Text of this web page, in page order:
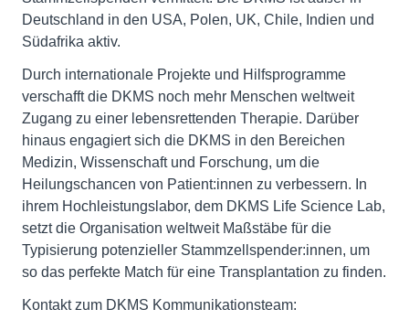
Deutschland in den USA, Polen, UK, Chile, Indien und
Südafrika aktiv.
Durch internationale Projekte und Hilfsprogramme
verschafft die DKMS noch mehr Menschen weltweit
Zugang zu einer lebensrettenden Therapie. Darüber
hinaus engagiert sich die DKMS in den Bereichen
Medizin, Wissenschaft und Forschung, um die
Heilungschancen von Patient:innen zu verbessern. In
ihrem Hochleistungslabor, dem DKMS Life Science Lab,
setzt die Organisation weltweit Maßstäbe für die
Typisierung potenzieller Stammzellspender:innen, um
so das perfekte Match für eine Transplantation zu finden.
Kontakt zum DKMS Kommunikationsteam: